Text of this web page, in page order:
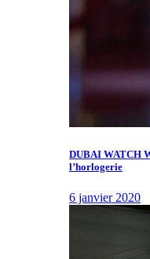
DUBAI WATCH
l’horlogerie
6 janvier 2020